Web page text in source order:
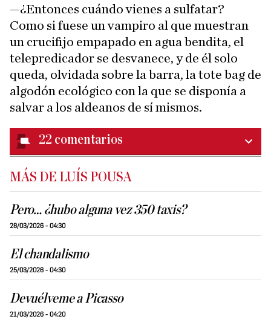
—¿Entonces cuándo vienes a sulfatar?
Como si fuese un vampiro al que muestran
un crucifijo empapado en agua bendita, el
telepredicador se desvanece, y de él solo
queda, olvidada sobre la barra, la tote bag de
algodón ecológico con la que se disponía a
salvar a los aldeanos de sí mismos.
22 comentarios
MÁS DE LUÍS POUSA
Pero… ¿hubo alguna vez 350 taxis?
28/03/2026 - 04:30
El chandalismo
25/03/2026 - 04:30
Devuélveme a Picasso
21/03/2026 - 04:20